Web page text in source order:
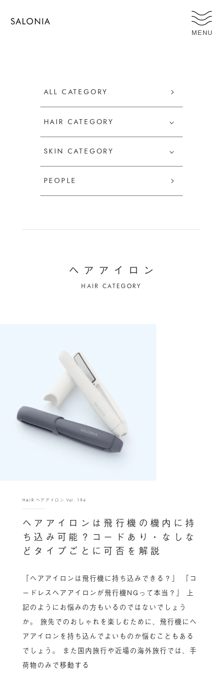
MENU
ALL CATEGORY
HAIR CATEGORY
SKIN CATEGORY
PEOPLE
ヘ ア ア イ ロ ン
HAIR CATEGORY
HAIR ヘアアイロン Vol. 194
ヘアアイロンは飛行機の機内に持
ち込み可能？コードあり・なしな
どタイプごとに可否を解説
「ヘアアイロンは飛行機に持ち込みできる？」 「コ
ードレスヘアアイロンが飛行機NGって本当？」 上
記のようにお悩みの方もいるのではないでしょう
か。 旅先でのおしゃれを楽しむために、飛行機にヘ
アアイロンを持ち込んでよいものか悩むこともある
でしょう。 また国内旅行や近場の海外旅行では、手
荷物のみで移動する